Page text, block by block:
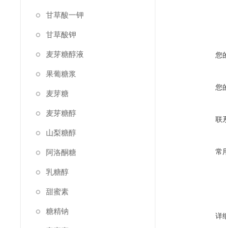
甘草酸一钾
甘草酸钾
麦芽糖醇液
果葡糖浆
麦芽糖
麦芽糖醇
山梨糖醇
阿洛酮糖
乳糖醇
甜蜜素
糖精钠
您
您
联
常
详